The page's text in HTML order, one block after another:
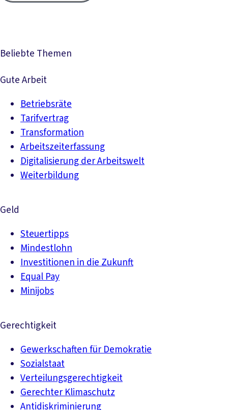
Beliebte Themen
Gute Arbeit
Betriebsräte
Tarifvertrag
Transformation
Arbeitszeiterfassung
Digitalisierung der Arbeitswelt
Weiterbildung
Geld
Steuertipps
Mindestlohn
Investitionen in die Zukunft
Equal Pay
Minijobs
Gerechtigkeit
Gewerkschaften für Demokratie
Sozialstaat
Verteilungsgerechtigkeit
Gerechter Klimaschutz
Antidiskriminierung